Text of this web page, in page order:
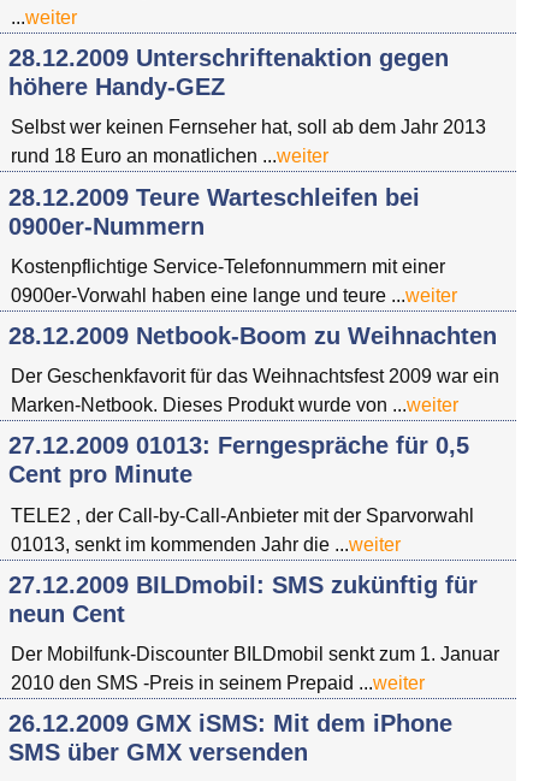
...weiter
28.12.2009 Unterschriftenaktion gegen
höhere Handy-GEZ
Selbst wer keinen Fernseher hat, soll ab dem Jahr 2013
rund 18 Euro an monatlichen ...weiter
28.12.2009 Teure Warteschleifen bei
0900er-Nummern
Kostenpflichtige Service-Telefonnummern mit einer
0900er-Vorwahl haben eine lange und teure ...weiter
28.12.2009 Netbook-Boom zu Weihnachten
Der Geschenkfavorit für das Weihnachtsfest 2009 war ein
Marken-Netbook. Dieses Produkt wurde von ...weiter
27.12.2009 01013: Ferngespräche für 0,5
Cent pro Minute
TELE2 , der Call-by-Call-Anbieter mit der Sparvorwahl
01013, senkt im kommenden Jahr die ...weiter
27.12.2009 BILDmobil: SMS zukünftig für
neun Cent
Der Mobilfunk-Discounter BILDmobil senkt zum 1. Januar
2010 den SMS -Preis in seinem Prepaid ...weiter
26.12.2009 GMX iSMS: Mit dem iPhone
SMS über GMX versenden